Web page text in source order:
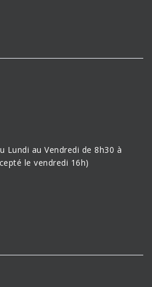
Lundi au Vendredi de 8h30 à
le vendredi 16h)